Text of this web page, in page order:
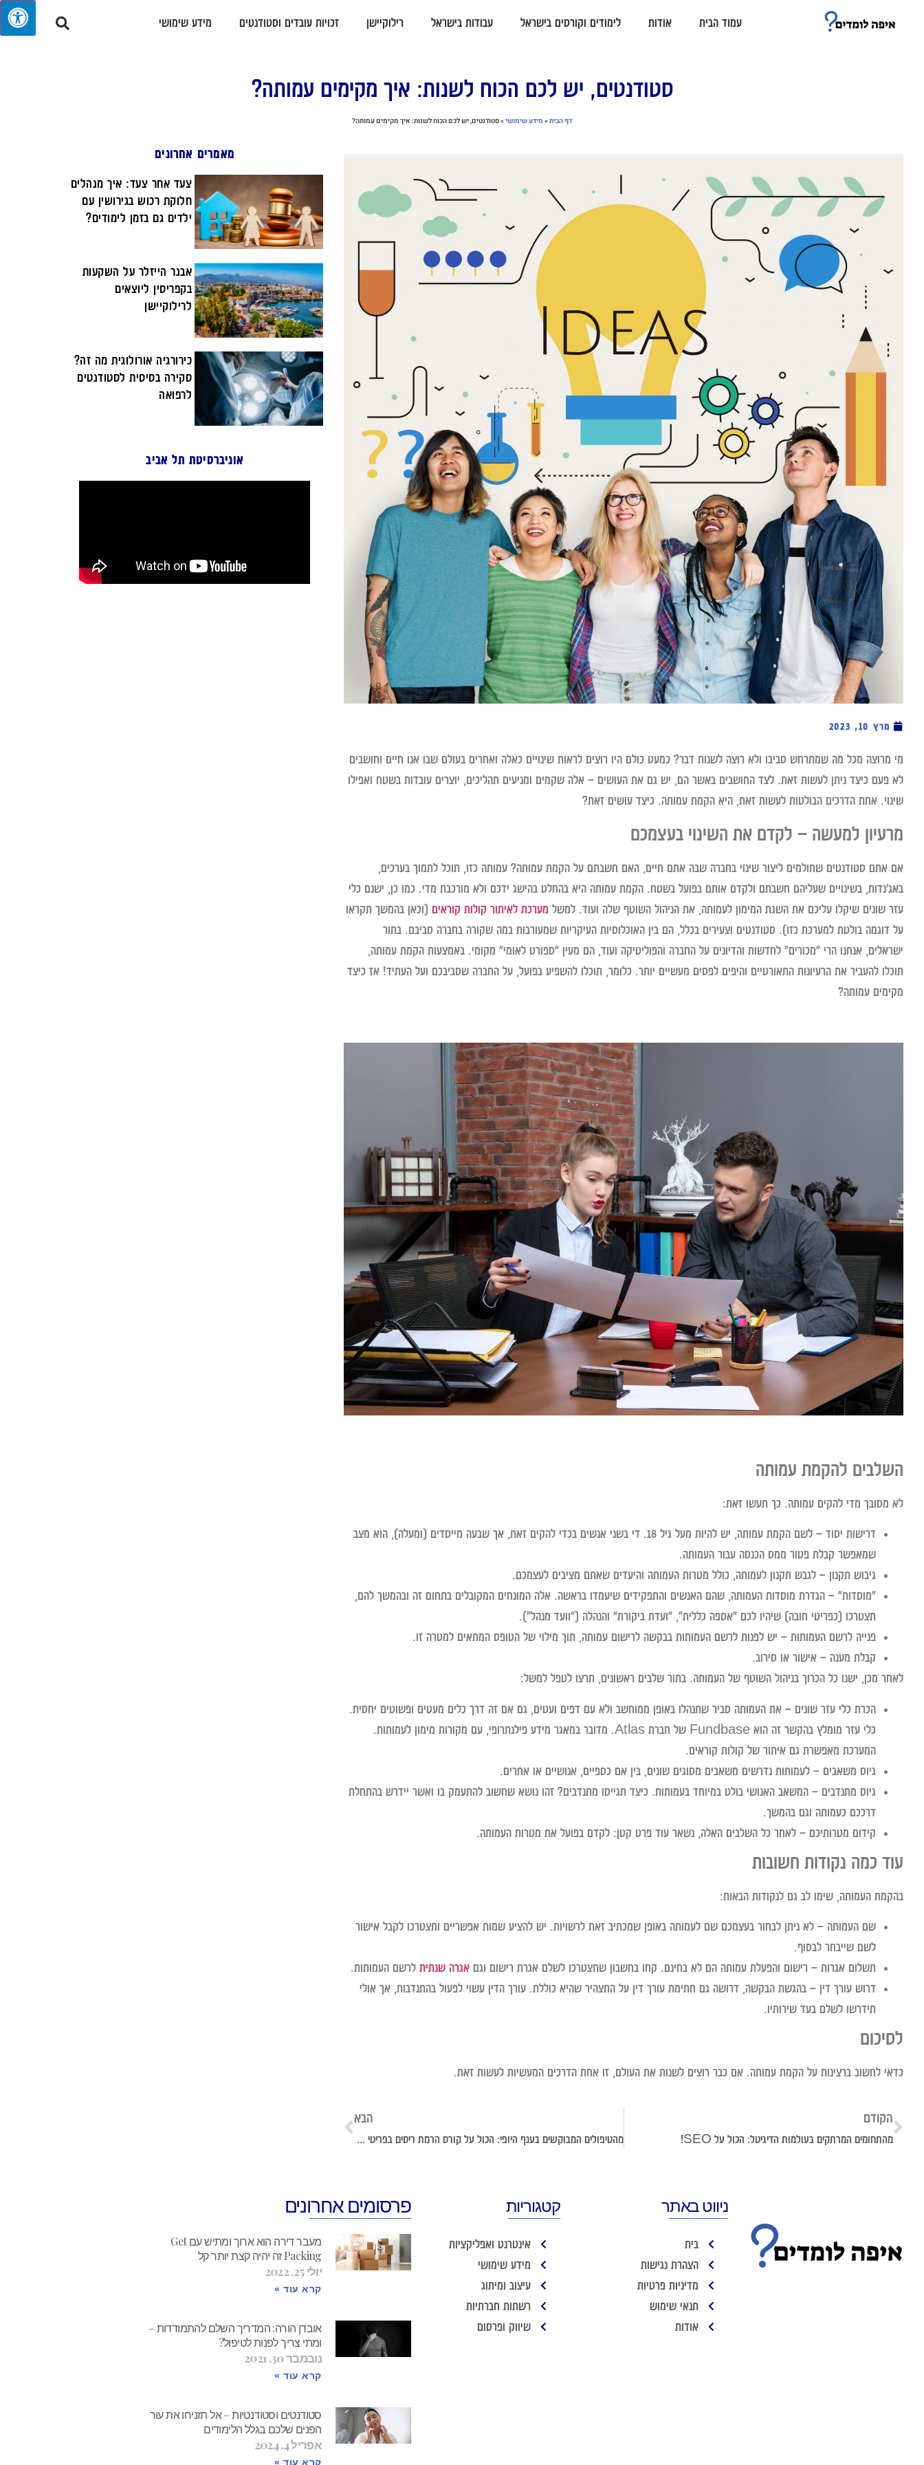
עמוד הבית אודות לימודים וקורסים בישראל עבודות בישראל רילוקיישן זכויות עובדים וסטודנטים מידע שימושי
סטודנטים, יש לכם הכוח לשנות: איך מקימים עמותה?
דף הבית» מידע שימושי»סטודנטים, יש לכם הכוח לשנות: איך מקימים עמותה?
מרץ 10, 2023
מי מרוצה מכל מה שמתרחש סביבו ולא רוצה לשנות דבר? כמעט כולם היו רוצים לראות שינויים כאלה ואחרים בעולם שבו אנו חיים וחושבים
לא פעם כיצד ניתן לעשות זאת. לצד החושבים באשר הם, יש גם את העושים – אלה שקמים ומניעים תהליכים, יוצרים עובדות בשטח ואפילו
שינוי. אחת הדרכים הבולטות לעשות זאת, היא הקמת עמותה. כיצד עושים זאת?
מרעיון למעשה – לקדם את השינוי בעצמכם
אם אתם סטודנטים שחולמים ליצור שינוי בחברה שבה אתם חיים, האם חשבתם על הקמת עמותה? עמותה כזו, תוכל לתמוך בערכים,
באג’נדות, בשינויים שעליהם חשבתם ולקדם אותם בפועל בשטח. הקמת עמותה היא בהחלט בהישג ידכם ולא מורכבת מדי. כמו כן, ישנם כלי
עזר שונים שיקלו עליכם את השגת המימון לעמותה, את הניהול השוטף שלה ועוד. למשל מערכת לאיתור קולות קוראים (וכאן בהמשך תקראו
על דוגמה בולטת למערכת כזו). סטודנטים וצעירים בכלל, הם בין האוכלוסיות העיקריות שמעורבות במה שקורה בחברה סביבם. בתור
ישראלים, אנחנו הרי "מכורים" לחדשות והדיונים על החברה והפוליטיקה ועוד, הם מעין "ספורט לאומי" מקומי. באמצעות הקמת עמותה,
תוכלו להעביר את הרעיונות התאורטיים והיפים לפסים מעשיים יותר. כלומר, תוכלו להשפיע בפועל, על החברה שסביבכם ועל העתיד! אז כיצד
מקימים עמותה?
השלבים להקמת עמותה
לא מסובך מדי להקים עמותה. כך תעשו זאת:
דרישות יסוד
– לשם הקמת עמותה, יש להיות מעל גיל 18. די בשני אנשים בכדי להקים זאת, אך שבעה מייסדים (ומעלה), הוא מצב
שמאפשר קבלת פטור ממס הכנסה עבור העמותה.
גיבוש תקנון – לגבש תקנון לעמותה, כולל מטרות העמותה והיעדים שאתם מציבים לעצמכם.
"מוסדות" – הגדרת מוסדות העמותה, שהם האנשים והתפקידים שיעמדו בראשה. אלה המונחים המקובלים בתחום זה ובהמשך להם,
תצטרכו (כפריטי חובה) שיהיו לכם "אספה כללית”, "ועדת ביקורת" והנהלה ("וועד מנהל”).
פנייה לרשם העמותות – יש לפנות לרשם העמותות בבקשה לרישום עמותה, תוך מילוי של הטופס המתאים למטרה זו.
קבלת מענה – אישור או סירוב.
לאחר מכן, ישנו כל הכרוך בניהול השוטף של העמותה. בתור שלבים ראשונים, תרצו לטפל למשל:
הכרת כלי עזר שונים – את העמותה סביר שתנהלו באופן ממוחשב ולא עם דפים ועטים, גם אם זה דרך כלים מעטים ופשוטים יחסית.
כלי עזר מומלץ בהקשר זה הוא Fundbase של חברת Atlas. מדובר במאגר מידע פילנתרופי, עם מקורות מימון לעמותות.
המערכת מאפשרת גם איתור של קולות קוראים.
גיוס משאבים – לעמותות נדרשים משאבים מסוגים שונים, בין אם כספיים, אנושיים או אחרים.
גיוס מתנדבים – המשאב האנושי בולט במיוחד בעמותות. כיצד תגייסו מתנדבים? זהו נושא שחשוב להתעמק בו ואשר יידרש בהתחלת
דרככם כעמותה וגם בהמשך.
קידום מטרותיכם – לאחר כל השלבים האלה, נשאר עוד פרט קטן: לקדם בפועל את מטרות העמותה.
עוד כמה נקודות חשובות
בהקמת העמותה, שימו לב גם לנקודות הבאות:
שם העמותה – לא ניתן לבחור בעצמכם שם לעמותה באופן שמכתיב זאת לרשויות. יש להציע שמות אפשריים ותצטרכו לקבל אישור
לשם שייבחר לבסוף.
תשלום אגרות – רישום והפעלת עמותה הם לא בחינם. קחו בחשבון שתצטרכו לשלם אגרת רישום וגם אגרה שנתית לרשם העמותות.
דרוש עורך דין – בהגשת הבקשה, דרושה גם חתימת עורך דין על התצהיר שהיא כוללת. עורך הדין עשוי לפעול בהתנדבות, אך אולי
תידרשו לשלם בעד שירותיו.
לסיכום
כדאי לחשוב ברצינות על הקמת עמותה. אם כבר רוצים לשנות את העולם, זו אחת הדרכים המעשיות לעשות זאת.
הקודם
מהתחומים המרתקים בעולמות הדיגיטל: הכול על SEO!
הבא
מהטיפולים המבוקשים בענף היופי: הכול על קורס הרמת ריסים בפריטי ריס
מאמרים אחרונים
צעד אחר צעד: איך מנהלים
חלוקת רכוש בגירושין עם
ילדים גם בזמן לימודים?
אבנר הייזלר על השקעות
בקפריסין ליוצאים
לרילוקיישן
כירורגיה אורולוגית מה זה?
סקירה בסיסית לסטודנטים
לרפואה
אוניברסיטת תל אביב
ניווט באתר
בית
הצהרת נגישות
מדיניות פרטיות
תנאי שימוש
אודות
קטגוריות
אינטרנט ואפליקציות
מידע שימושי
עיצוב ומיתוג
רשתות חברתיות
שיווק ופרסום
פרסומים אחרונים
מעבר דירה הוא ארוך ומתיש עם Get
Packing זה יהיה קצת יותר קל
יולי 25, 2022
קרא עוד »
אובדן הורה: המדריך השלם להתמודדות –
ומתי צריך לפנות לטיפול?
נובמבר 30, 2021
קרא עוד »
סטודנטים וסטודנטיות – אל תזניחו את עור
הפנים שלכם בגלל הלימודים
אפריל 4, 2024
קרא עוד »